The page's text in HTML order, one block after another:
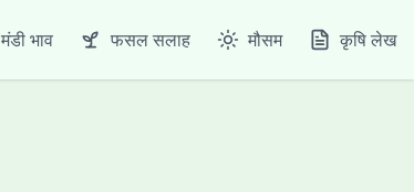
मंडी भाव फसल सलाह मौसम कृषि लेख